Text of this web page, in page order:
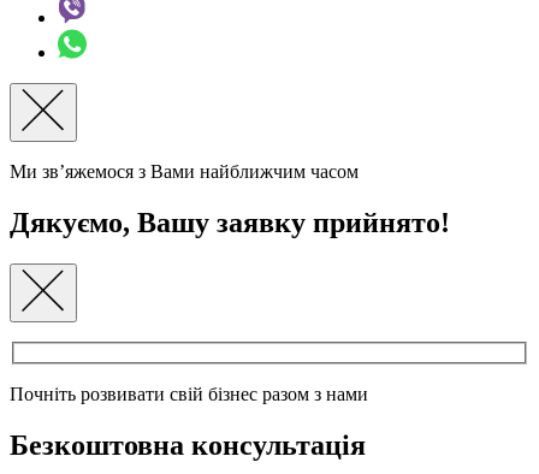
Ми зв’яжемося з Вами найближчим часом
Дякуємо, Вашу заявку прийнято!
Почніть розвивати свій бізнес разом з нами
Безкоштовна консультація